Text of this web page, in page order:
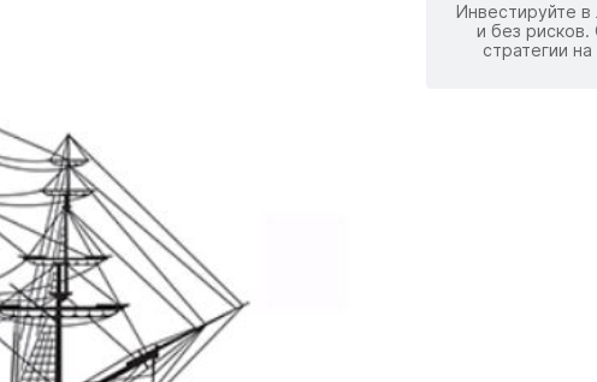
Инвестируйте
и без рисков.
стратегии